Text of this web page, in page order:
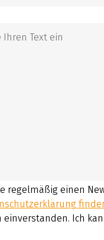
regelmäßig einen
einverstanden. Ich